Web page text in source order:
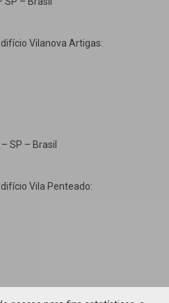
Vilanova Artigas:
SP – Brasil
Vila Penteado: